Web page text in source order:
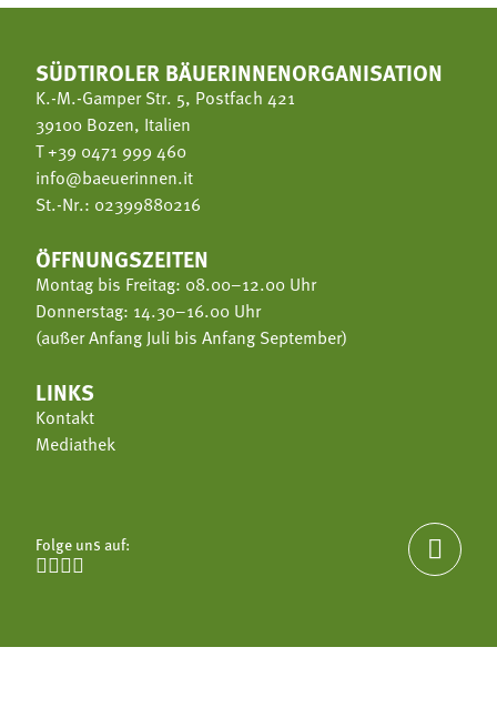
SÜDTIROLER BÄUERINNENORGANISATION
K.-M.-Gamper Str. 5, Postfach 421
39100 Bozen, Italien
T+39 0471 999 460
info@baeuerinnen.it
St.-Nr.: 02399880216
ÖFFNUNGSZEITEN
Montag bis Freitag: 08.00–12.00 Uhr
Donnerstag: 14.30–16.00 Uhr
(außer Anfang Juli bis Anfang September)
LINKS
Kontakt
Mediathek
Folge uns auf:
   
